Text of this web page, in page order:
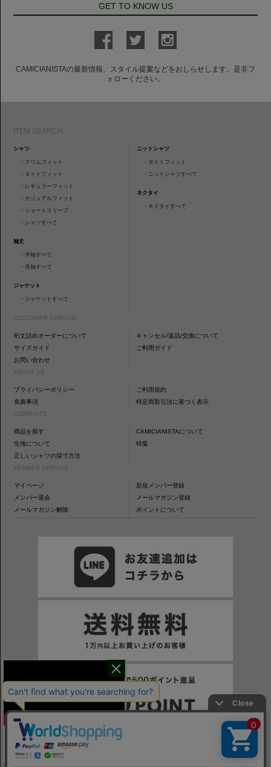
GET TO KNOW US
CAMICIANISTAの最新情報、スタイル提案などをおしらせします。是非フ
ォローください。
ITEM SEARCH
シャツ
・ スリムフィット
・ タイトフィット
・ レギュラーフィット
・ カジュアルフィット
・ ショートスリーブ
・ シャツすべて
袖丈
・半袖すべて
・長袖すべて
ジャケット
・ ジャケットすべて
ニットシャツ
・ タイトフィット
・ ニットシャツすべて
ネクタイ
・ ネクタイすべて
CUSTOMER SERVICE
裄丈詰めオーダーについて
キャンセル/返品/交換について
サイズガイド
ご利用ガイド
お問い合わせ
ABOUT US
プライバシーポリシー
ご利用規約
免責事項
特定商取引法に基づく表示
CONTENTS
商品を探す
CAMICIANISTAについて
生地について
特集
正しいシャツの採寸方法
MEMBER SERVICE
マイページ
新規メンバー登録
メンバー退会
メールマガジン登録
メールマガジン解除
ポイントについて
※一部表示がPCサイトになるページもございます。
※当サイトの税込価格表示は、掲載時の消費税率に応じた価格で記載しております。ご注意ください。
干場氏が考える
「良いシャツの条件！」